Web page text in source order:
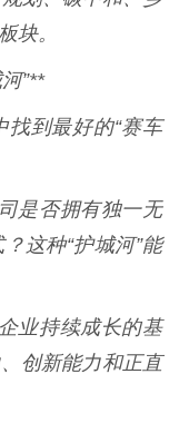
块。
”**
找到最好的“赛车
是否拥有独一无
这种“护城河”能
业持续成长的基
创新能力和正直